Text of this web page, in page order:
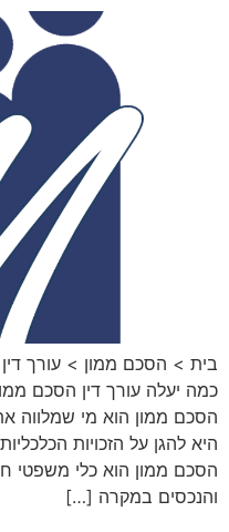
בית > הסכם ממון > עורך
כמה יעלה עורך דין הסכם
הסכם ממון הוא מי שמלווה
היא להגן על הזכויות
הסכם ממון הוא כלי משפטי
והנכסים במקרה […]